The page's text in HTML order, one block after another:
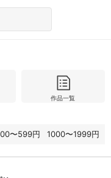
作品一覧
〜599円 1000〜1999円